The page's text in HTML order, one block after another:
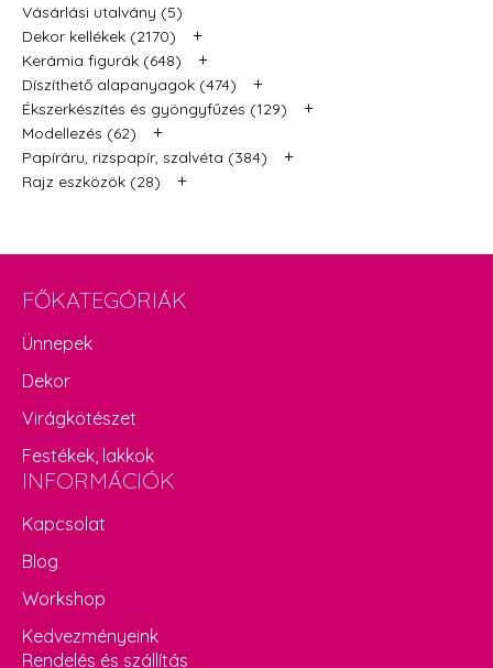
Vásárlási utalvány (5)
Dekor kellékek (2170)
+
Kerámia figurák (648) +
Díszíthető alapanyagok (474) +
Ékszerkészítés és gyöngyfűzés (129) +
Modellezés (62) +
Papíráru, rizspapír, szalvéta (384) +
Rajz eszközök (28) +
FŐKATEGÓRIÁK
Ünnepek
Dekor
Virágkötészet
Festékek, lakkok
INFORMÁCIÓK
Kapcsolat
Blog
Workshop
Kedvezményeink
Rendelés és szállítás